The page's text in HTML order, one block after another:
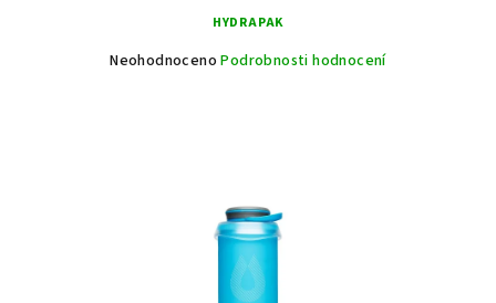
HYDRAPAK
Průměrné
Neohodnoceno Podrobnosti hodnocení